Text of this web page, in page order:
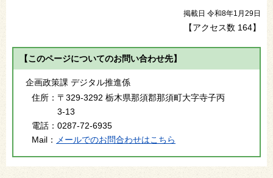
掲載日 令和8年1月29日
【アクセス数 164】
【このページについてのお問い合わせ先】
企画政策課 デジタル推進係
住所： 〒329-3292 栃木県那須郡那須町大字寺子丙
3-13
電話： 0287-72-6935
Mail：
メールでのお問合わせはこちら